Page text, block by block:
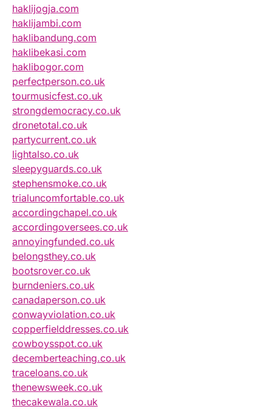
haklijogja.com
haklijambi.com
haklibandung.com
haklibekasi.com
haklibogor.com
perfectperson.co.uk
tourmusicfest.co.uk
strongdemocracy.co.uk
dronetotal.co.uk
partycurrent.co.uk
lightalso.co.uk
sleepyguards.co.uk
stephensmoke.co.uk
trialuncomfortable.co.uk
accordingchapel.co.uk
accordingoversees.co.uk
annoyingfunded.co.uk
belongsthey.co.uk
bootsrover.co.uk
burndeniers.co.uk
canadaperson.co.uk
conwayviolation.co.uk
copperfielddresses.co.uk
cowboysspot.co.uk
decemberteaching.co.uk
traceloans.co.uk
thenewsweek.co.uk
thecakewala.co.uk